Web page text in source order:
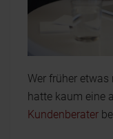
Wer früher
hatte kaum eine
Kundenberater